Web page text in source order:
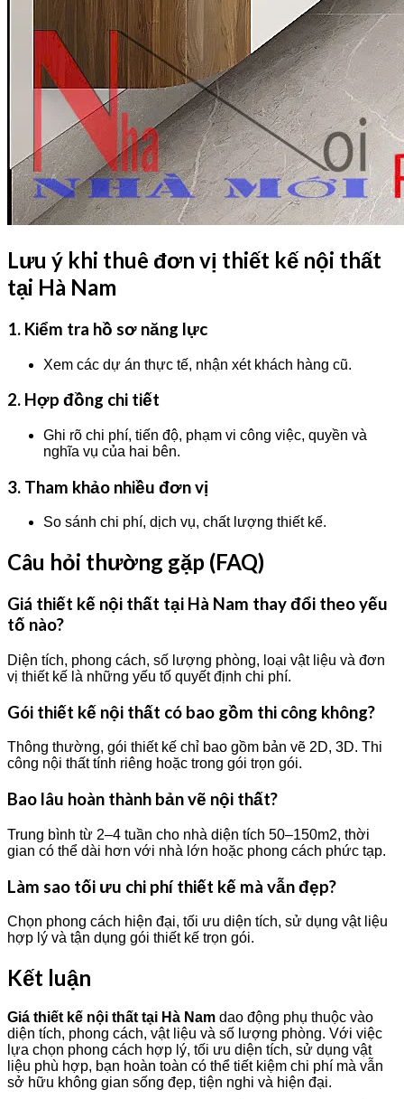
Lưu ý khi thuê đơn vị thiết kế nội thất
tại Hà Nam
1. Kiểm tra hồ sơ năng lực
Xem các dự án thực tế, nhận xét khách hàng cũ.
2. Hợp đồng chi tiết
Ghi rõ chi phí, tiến độ, phạm vi công việc, quyền và
nghĩa vụ của hai bên.
3. Tham khảo nhiều đơn vị
So sánh chi phí, dịch vụ, chất lượng thiết kế.
Câu hỏi thường gặp (FAQ)
Giá thiết kế nội thất tại Hà Nam thay đổi theo yếu
tố nào?
Diện tích, phong cách, số lượng phòng, loại vật liệu và đơn
vị thiết kế là những yếu tố quyết định chi phí.
Gói thiết kế nội thất có bao gồm thi công không?
Thông thường, gói thiết kế chỉ bao gồm bản vẽ 2D, 3D. Thi
công nội thất tính riêng hoặc trong gói trọn gói.
Bao lâu hoàn thành bản vẽ nội thất?
Trung bình từ 2–4 tuần cho nhà diện tích 50–150m2, thời
gian có thể dài hơn với nhà lớn hoặc phong cách phức tạp.
Làm sao tối ưu chi phí thiết kế mà vẫn đẹp?
Chọn phong cách hiện đại, tối ưu diện tích, sử dụng vật liệu
hợp lý và tận dụng gói thiết kế trọn gói.
Kết luận
Giá thiết kế nội thất tại Hà Nam dao động phụ thuộc vào
diện tích, phong cách, vật liệu và số lượng phòng. Với việc
lựa chọn phong cách hợp lý, tối ưu diện tích, sử dụng vật
liệu phù hợp, bạn hoàn toàn có thể tiết kiệm chi phí mà vẫn
sở hữu không gian sống đẹp, tiện nghi và hiện đại.